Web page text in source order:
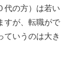
代の方）は若い
すが、転職がで
ていうのは大き